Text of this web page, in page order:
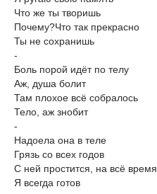
Что же ты творишь
Почему?Что так прекрасно
Ты не сохранишь
-
Боль порой идёт по телу
Аж, душа болит
Там плохое всё собралось
Тело, аж знобит
-
Надоела она в теле
Грязь со всех годов
С ней простится, на всё время
Я всегда готов